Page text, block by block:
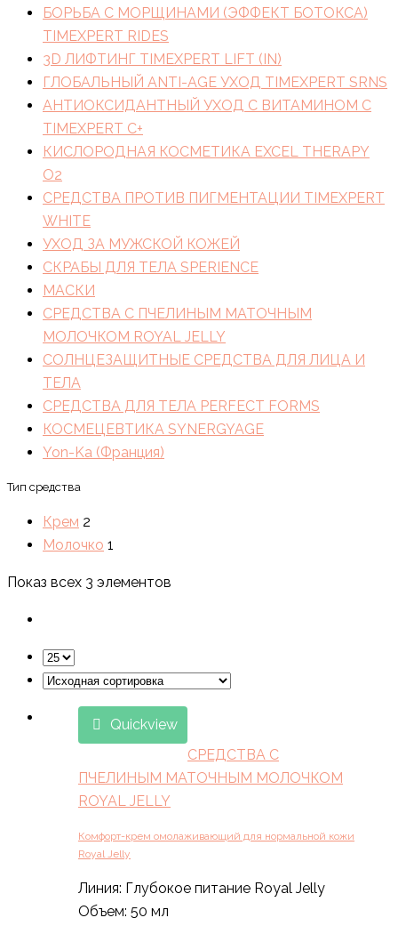
БОРЬБА С МОРЩИНАМИ (ЭФФЕКТ БОТОКСА)
TIMEXPERT RIDES
3D ЛИФТИНГ TIMEXPERT LIFT (IN)
ГЛОБАЛЬНЫЙ ANTI-AGE УХОД TIMEXPERT SRNS
АНТИОКСИДАНТНЫЙ УХОД С ВИТАМИНОМ C
TIMEXPERT C+
КИСЛОРОДНАЯ КОСМЕТИКА EXCEL THERAPY
O2
СРЕДСТВА ПРОТИВ ПИГМЕНТАЦИИ TIMEXPERT
WHITE
УХОД ЗА МУЖСКОЙ КОЖЕЙ
СКРАБЫ ДЛЯ ТЕЛА SPERIENCE
МАСКИ
СРЕДСТВА С ПЧЕЛИНЫМ МАТОЧНЫМ
МОЛОЧКОМ ROYAL JELLY
СОЛНЦЕЗАЩИТНЫЕ СРЕДСТВА ДЛЯ ЛИЦА И
ТЕЛА
СРЕДСТВА ДЛЯ ТЕЛА PERFECT FORMS
КОСМЕЦЕВТИКА SYNERGYAGE
Yon-Ka (Франция)
Тип средства
Крем 2
Молочко 1
Показ всех 3 элементов
Quickview
СРЕДСТВА С
ПЧЕЛИНЫМ МАТОЧНЫМ МОЛОЧКОМ
ROYAL JELLY
Комфорт-крем омолаживающий для нормальной кожи
Royal Jelly
Линия: Глубокое питание Royal Jelly
Объем: 50 мл